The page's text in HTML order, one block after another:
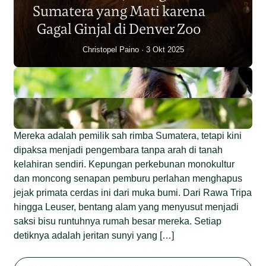
Junaidi Hanafiah 14 Jul 2026
Sumatera yang Mati karena
Gagal Ginjal di Denver Zoo
Christopel Paino 3 Okt 2025
Mereka adalah pemilik sah rimba Sumatera, tetapi kini
dipaksa menjadi pengembara tanpa arah di tanah
kelahiran sendiri. Kepungan perkebunan monokultur
dan moncong senapan pemburu perlahan menghapus
jejak primata cerdas ini dari muka bumi. Dari Rawa Tripa
hingga Leuser, bentang alam yang menyusut menjadi
saksi bisu runtuhnya rumah besar mereka. Setiap
detiknya adalah jeritan sunyi yang […]